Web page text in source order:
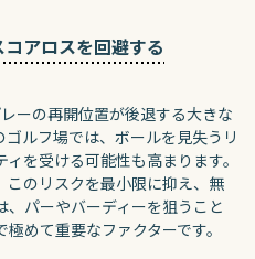
アロスを回避する
ーの再開位置が後退する大きな
ルフ場では、ボールを見失うリ
を受ける可能性も高まります。
このリスクを最小限に抑え、無
パーやバーディーを狙うこと
めて重要なファクターです。